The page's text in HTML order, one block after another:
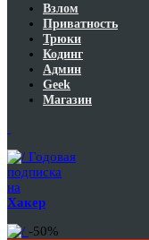
Взлом
Приватность
Трюки
Кодинг
Админ
Geek
Магазин
Годовая
подписка
на
Хакер
-50%